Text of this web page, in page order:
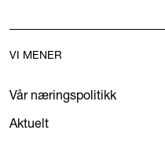
VI MENER
Vår næringspolitikk
Aktuelt